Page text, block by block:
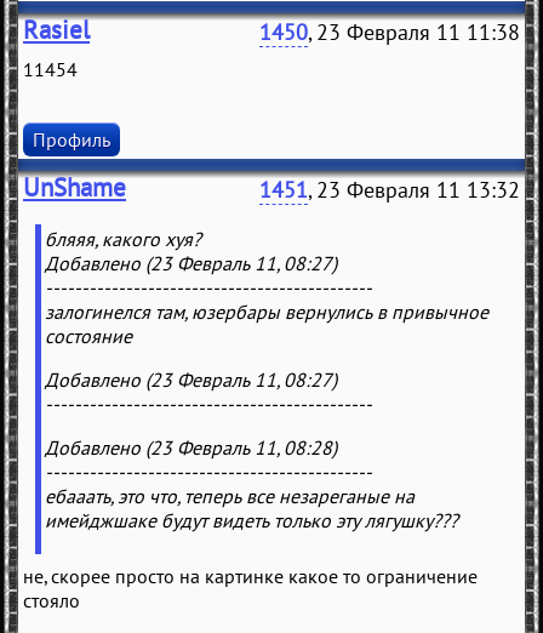
Rasiel 1450, 23 Февраля 11 11:38
11454
Профиль
UnShame 1451, 23 Февраля 11 13:32
бляяя, какого хуя?
Добавлено (23 Февраль 11, 08:27)
---------------------------------------------
залогинелся там, юзербары вернулись в привычное
состояние
Добавлено (23 Февраль 11, 08:27)
---------------------------------------------
Добавлено (23 Февраль 11, 08:28)
---------------------------------------------
ебааать, это что, теперь все незареганые на
имейджшаке будут видеть только эту лягушку???
не, скорее просто на картинке какое то ограничение
стояло